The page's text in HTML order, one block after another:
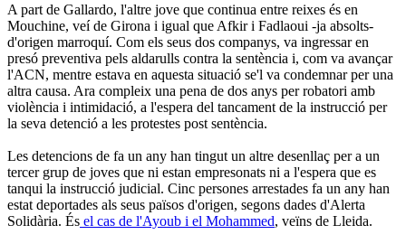
A part de Gallardo, l'altre jove que continua entre reixes és en
Mouchine, veí de Girona i igual que Afkir i Fadlaoui -ja absolts-
d'origen marroquí. Com els seus dos companys, va ingressar en
presó preventiva pels aldarulls contra la sentència i, com va avançar
l'ACN, mentre estava en aquesta situació se'l va condemnar per una
altra causa. Ara compleix una pena de dos anys per robatori amb
violència i intimidació, a l'espera del tancament de la instrucció per
la seva detenció a les protestes post sentència.
Les detencions de fa un any han tingut un altre desenllaç per a un
tercer grup de joves que ni estan empresonats ni a l'espera que es
tanqui la instrucció judicial. Cinc persones arrestades fa un any han
estat deportades als seus països d'origen, segons dades d'Alerta
Solidària. És el cas de l'Ayoub i el Mohammed, veïns de Lleida.